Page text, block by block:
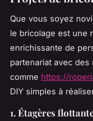
Que vous soyez
le bricolage est une
enrichissante de
partenariat avec
comme https://
DIY simples à
1. Étagères